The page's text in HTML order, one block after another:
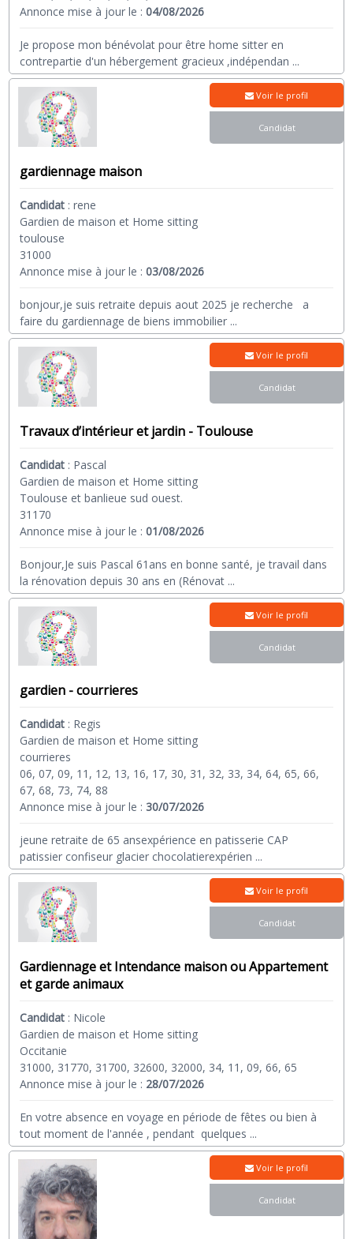
Annonce mise à jour le :04/08/2026
Je propose mon bénévolat pour être home sitter en
contrepartie d'un hébergement gracieux ,indépendan ...
gardiennage maison
Candidat :rene
Gardien de maison et Home sitting
toulouse
31000
Annonce mise à jour le :03/08/2026
bonjour,je suis retraite depuis aout 2025 je recherche a
faire du gardiennage de biens immobilier ...
Voir le profil
Candidat
Travaux d’intérieur et jardin - Toulouse
Candidat : Pascal
Gardien de maison et Home sitting
Toulouse et banlieue sud ouest.
31170
Annonce mise à jour le :01/08/2026
Bonjour,Je suis Pascal 61ans en bonne santé, je travail dans
la rénovation depuis 30 ans en (Rénovat ...
Voir le profil
Candidat
gardien - courrieres
Candidat : Regis
Gardien de maison et Home sitting
courrieres
06, 07, 09, 11, 12, 13, 16, 17, 30, 31, 32, 33, 34, 64, 65, 66,
67, 68, 73, 74, 88
Annonce mise à jour le :30/07/2026
jeune retraite de 65 ansexpérience en patisserie CAP
patissier confiseur glacier chocolatierexpérien ...
Voir le profil
Candidat
Gardiennage et Intendance maison ou Appartement
et garde animaux
Candidat : Nicole
Gardien de maison et Home sitting
Occitanie
31000, 31770, 31700, 32600, 32000, 34, 11, 09, 66, 65
Annonce mise à jour le : 28/07/2026
En votre absence en voyage en période de fêtes ou bien à
tout moment de l'année , pendant quelques ...
Voir le profil
Candidat
Voir le profil
Candidat